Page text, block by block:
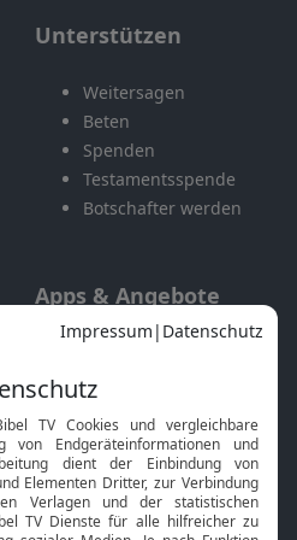
Unterstützen
Weitersagen
Beten
Spenden
Testamentsspende
Botschafter werden
Apps & Angebote
Mobile App
Smart TV
HbbTV
Bibelthek Online-Bibel
Nächster Gottesdienst